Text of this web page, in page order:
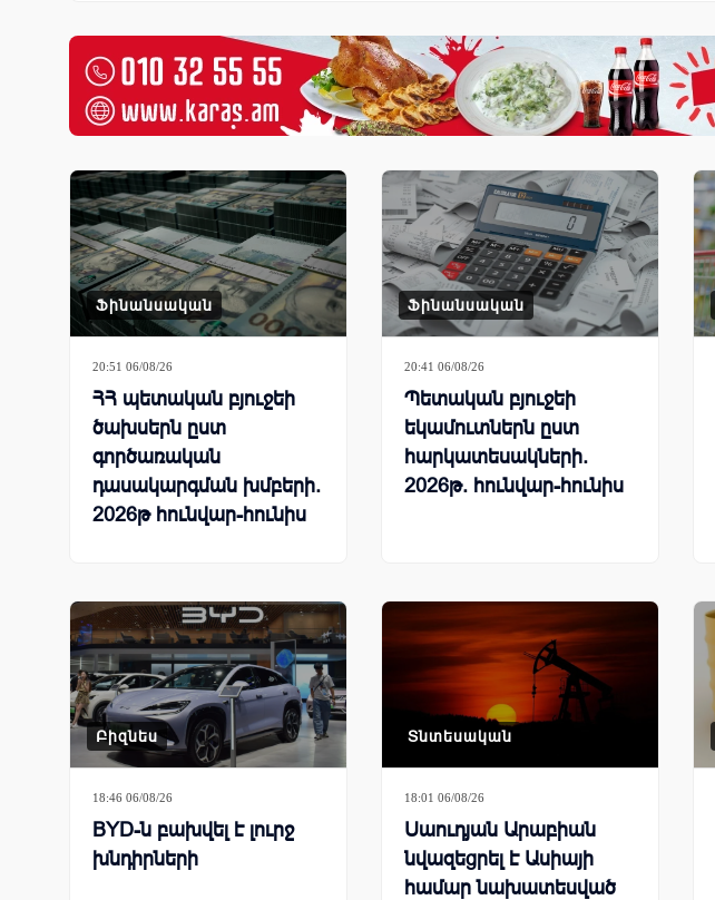
Ֆինանսական
20:51 06/08/26
ՀՀ պետական բյուջեի
ծախսերն ըստ
գործառական
դասակարգման խմբերի.
2026թ հունվար-հունիս
Ֆինանսական
20:41 06/08/26
Պետական բյուջեի
եկամուտներն ըստ
հարկատեսակների.
2026թ. հունվար-հունիս
Բիզնես
18:46 06/08/26
BYD-ն բախվել է լուրջ
խնդիրների
Տնտեսական
18:01 06/08/26
Սաուդյան Արաբիան
նվազեցրել է Ասիայի
համար նախատեսված